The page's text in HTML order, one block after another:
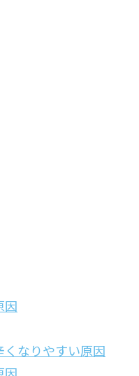
因
くなりやすい原因